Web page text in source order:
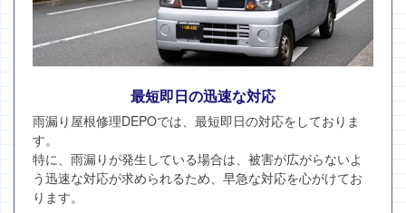
最短即日の迅速な対応
雨漏り屋根修理DEPOでは、最短即日の対応をしておりま
す。
特に、雨漏りが発生している場合は、被害が広がらないよ
う迅速な対応が求められるため、早急な対応を心がけてお
ります。